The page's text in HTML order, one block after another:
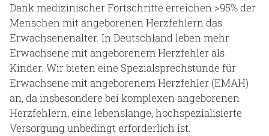
Dank medizinischer Fortschritte erreichen >95% der
Menschen mit angeborenen Herzfehlern das
Erwachsenenalter. In Deutschland leben mehr
Erwachsene mit angeborenem Herzfehler als
Kinder. Wir bieten eine Spezialsprechstunde für
Erwachsene mit angeborenem Herzfehler (EMAH)
an, da insbesondere bei komplexen angeborenen
Herzfehlern, eine lebenslange, hochspezialisierte
Versorgung unbedingt erforderlich ist.